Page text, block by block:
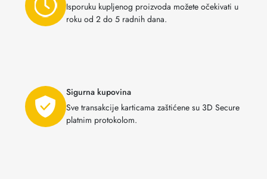
Isporuku kupljenog proizvoda možete očekivati u
roku od 2 do 5 radnih dana.
Sigurna kupovina
Sve transakcije karticama zaštićene su 3D Secure
platnim protokolom.